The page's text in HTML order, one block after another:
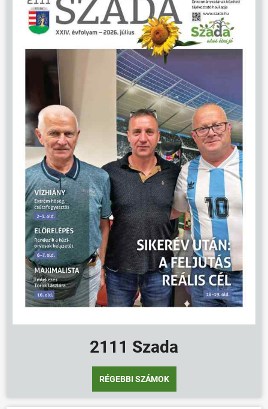
ÖNKORMÁNYZAT
ÜGYINTÉZÉS
KÖZÖSSÉG
HÍREK
VÁLASZTÁSOK
2111 Szada
RÉGEBBI SZÁMOK